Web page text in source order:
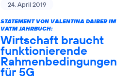
24. April 2019
STATEMENT VON VALENTINA DAIBER IM
VATM JAHRBUCH:
Wirtschaft braucht
funktionierende
Rahmenbedingungen
für 5G